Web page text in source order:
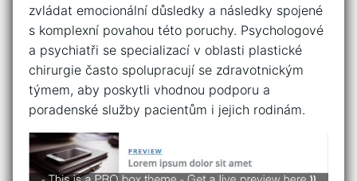
zvládat ⁢emocionální důsledky a následky ‍spojené
s komplexní povahou ⁣této poruchy. Psychologové
a psychiatři se specializací v⁣ oblasti plastické
chirurgie často spolupracují⁣ se zdravotnickým
týmem, aby poskytli⁢ vhodnou podporu a
poradenské služby pacientům i jejich rodinám.